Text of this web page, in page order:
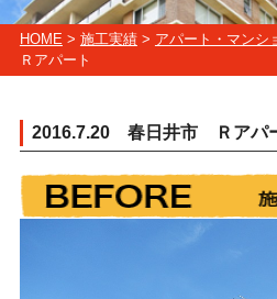
HOME> 施工実績> アパート・マンシ
Ｒアパート
2016.7.20 春日井市 Ｒアパ